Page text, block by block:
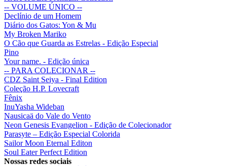
-- VOLUME ÚNICO --
Declínio de um Homem
Diário dos Gatos: Yon & Mu
My Broken Mariko
O Cão que Guarda as Estrelas - Edição Especial
Pino
Your name. - Edição única
-- PARA COLECIONAR --
CDZ Saint Seiya - Final Edition
Coleção H.P. Lovecraft
Fênix
InuYasha Wideban
Nausicaä do Vale do Vento
Neon Genesis Evangelion - Edição de Colecionador
Parasyte – Edição Especial Colorida
Sailor Moon Eternal Editon
Soul Eater Perfect Edition
Nossas redes sociais